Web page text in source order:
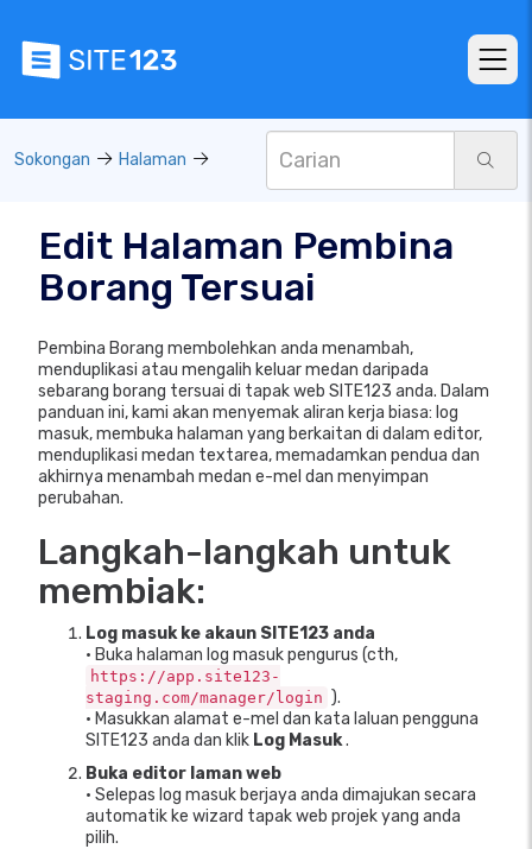
Sokongan Halaman
Edit Halaman Pembina
Borang Tersuai
Pembina Borang membolehkan anda menambah,
menduplikasi atau mengalih keluar medan daripada
sebarang borang tersuai di tapak web SITE123 anda. Dalam
panduan ini, kami akan menyemak aliran kerja biasa: log
masuk, membuka halaman yang berkaitan di dalam editor,
menduplikasi medan textarea, memadamkan pendua dan
akhirnya menambah medan e-mel dan menyimpan
perubahan.
Langkah-langkah untuk
membiak:
Log masuk ke akaun SITE123 anda
• Buka halaman log masuk pengurus (cth,
https://app.site123-
staging.com/manager/login ).
• Masukkan alamat e-mel dan kata laluan pengguna
SITE123 anda dan klik Log Masuk.
Buka editor laman web
• Selepas log masuk berjaya anda dimajukan secara
automatik ke wizard tapak web projek yang anda
pilih.